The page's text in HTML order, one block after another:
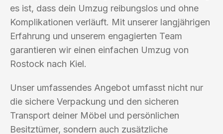
es ist, dass dein Umzug reibungslos und ohne
Komplikationen verläuft. Mit unserer langjährigen
Erfahrung und unserem engagierten Team
garantieren wir einen einfachen Umzug von
Rostock nach Kiel.
Unser umfassendes Angebot umfasst nicht nur
die sichere Verpackung und den sicheren
Transport deiner Möbel und persönlichen
Besitztümer, sondern auch zusätzliche